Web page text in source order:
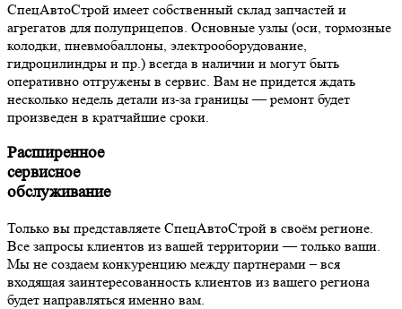
СпецАвтоСтрой имеет собственный склад запчастей и
агрегатов для полуприцепов. Основные узлы (оси, тормозные
колодки, пневмобаллоны, электрооборудование,
гидроцилиндры и пр.) всегда в наличии и могут быть
оперативно отгружены в сервис. Вам не придется ждать
несколько недель детали из-за границы — ремонт будет
произведен в кратчайшие сроки.
Расширенное
сервисное
обслуживание
Только вы представляете СпецАвтоСтрой в своём регионе.
Все запросы клиентов из вашей территории — только ваши.
Мы не создаем конкуренцию между партнерами – вся
входящая заинтересованность клиентов из вашего региона
будет направляться именно вам.